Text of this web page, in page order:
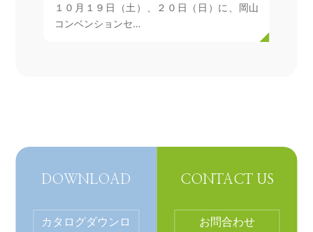
１０月１９日（土）、２０日（日）に、岡山
コンベンションセ…
DOWNLOAD
カタログダウンロ
CONTACT US
お問合わせ